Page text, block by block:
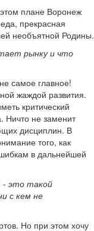
плане Воронеж
прекрасная
необъятной Родины.
рынку и что
самое главное!
жаждой развития.
критический
Ничто не заменит
дисциплин. В
того, как
в дальнейшей
- это такой
с кем не
Но при этом хочу